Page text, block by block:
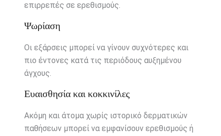
επιρρεπές σε ερεθισμούς.
Ψωρίαση
Οι εξάρσεις μπορεί να γίνουν συχνότερες και
πιο έντονες κατά τις περιόδους αυξημένου
άγχους.
Ευαισθησία και κοκκινίλες
Ακόμη και άτομα χωρίς ιστορικό δερματικών
παθήσεων μπορεί να εμφανίσουν ερεθισμούς ή